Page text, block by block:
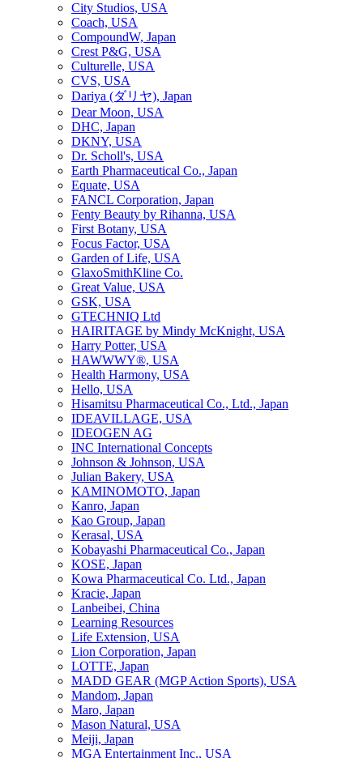
City Studios, USA
Coach, USA
CompoundW, Japan
Crest P&G, USA
Culturelle, USA
CVS, USA
Dariya (ダリヤ), Japan
Dear Moon, USA
DHC, Japan
DKNY, USA
Dr. Scholl's, USA
Earth Pharmaceutical Co., Japan
Equate, USA
FANCL Corporation, Japan
Fenty Beauty by Rihanna, USA
First Botany, USA
Focus Factor, USA
Garden of Life, USA
GlaxoSmithKline Co.
Great Value, USA
GSK, USA
GTECHNIQ Ltd
HAIRITAGE by Mindy McKnight, USA
Harry Potter, USA
HAWWWY®, USA
Health Harmony, USA
Hello, USA
Hisamitsu Pharmaceutical Co., Ltd., Japan
IDEAVILLAGE, USA
IDEOGEN AG
INC International Concepts
Johnson & Johnson, USA
Julian Bakery, USA
KAMINOMOTO, Japan
Kanro, Japan
Kao Group, Japan
Kerasal, USA
Kobayashi Pharmaceutical Co., Japan
KOSE, Japan
Kowa Pharmaceutical Co. Ltd., Japan
Kracie, Japan
Lanbeibei, China
Learning Resources
Life Extension, USA
Lion Corporation, Japan
LOTTE, Japan
MADD GEAR (MGP Action Sports), USA
Mandom, Japan
Maro, Japan
Mason Natural, USA
Meiji, Japan
MGA Entertainment Inc., USA